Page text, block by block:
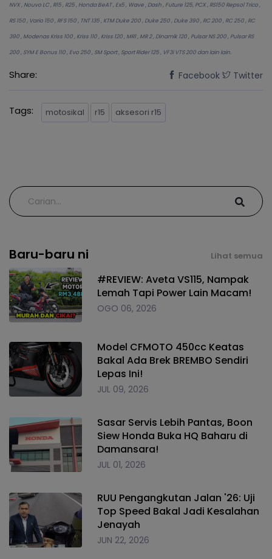
NVX , Nouvo LC , R15 , R25 , Honda BeAT , Ex5 , Wave , Dash , Future 125, PCX , RS150 Repsol Trico ,
RS 150 , Vario 150 , RFS 150 , TNT 135 , KTM Duke 200 , Duke 250 , Duke 390 , RC 200 , RC 250 , RC
390 , Modenas Kriss 100 , Kriss 110 , Kriss 120 , MR1 , MR 2 , Dinamik 120 , Pulsar NS 200 , Pulsar RS
200 , SYM E Bonus 110 , Evo 250 , SM Sport , Sport Rider 125 , VF3i VTS 200 dan lain lain.
Share: Facebook Twitter
Tags: motosikal r15 aksesori r15
Baru-baru ni Lihat semua
#REVIEW: Aveta VS115, Nampak
Lemah Tapi Power Lain Macam!
OGO 06, 2026
Model CFMOTO 450cc Keatas
Bakal Ada Brek BREMBO Sendiri
Lepas Ini!
JUL 09, 2026
Sasar Servis Lebih Pantas, Boon
Siew Honda Buka HQ Baharu di
Damansara!
JUL 01, 2026
RUU Pengangkutan Jalan '26: Uji
Top Speed Bakal Jadi Kesalahan
Jenayah
JUN 22, 2026